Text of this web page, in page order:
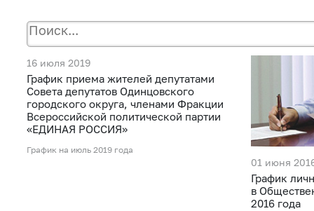
16 июля 2019
График приема жителей депутатами
Совета депутатов Одинцовского
городского округа, членами Фракции
Всероссийской политической партии
«ЕДИНАЯ РОССИЯ»
График на июль 2019 года
01 июня
График
в
2016 года